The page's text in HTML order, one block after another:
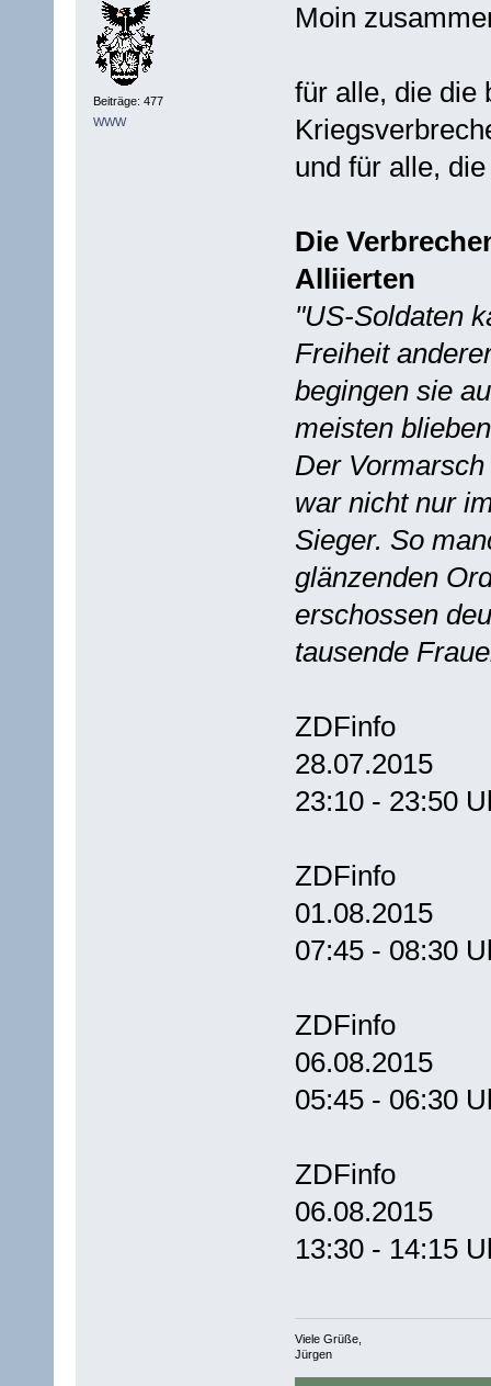
Beiträge: 477
WWW
Moin
für alle, die die
und für alle,
Die
Alliierten
"US-Soldaten
Freiheit
begingen sie
meisten
Der
war nicht nur
Sieger. So
glänzenden
erschossen
tausende
ZDFinfo
28.07.2015
23:10 - 23:50
ZDFinfo
01.08.2015
07:45 - 08:30
ZDFinfo
06.08.2015
05:45 - 06:30
ZDFinfo
06.08.2015
13:30 - 14:15
Viele Grüße,
Jürgen